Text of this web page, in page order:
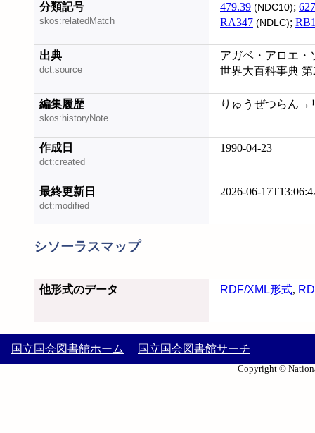
分類記号
skos:relatedMatch
479.39 (NDC10);
RA347 (NDLC);
出典
dct:source
アガベ・アロエ・
世界大百科事典 第
編集履歴
skos:historyNote
りゅうぜつらん→
作成日
dct:created
1990-04-23
最終更新日
dct:modified
2026-06-
シソーラスマップ
他形式のデータ RDF/XML形式,
国立国会図書館ホーム 国立国会図書館サーチ
Copyright ©